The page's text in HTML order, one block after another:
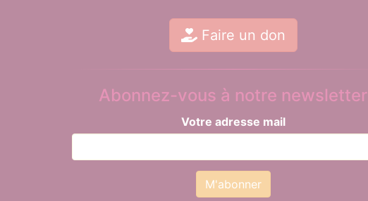
Faire un don
Abonnez-vous à notre newsletter
Votre adresse mail